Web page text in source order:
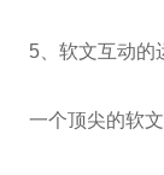
5、软文互动的
一个顶尖的软